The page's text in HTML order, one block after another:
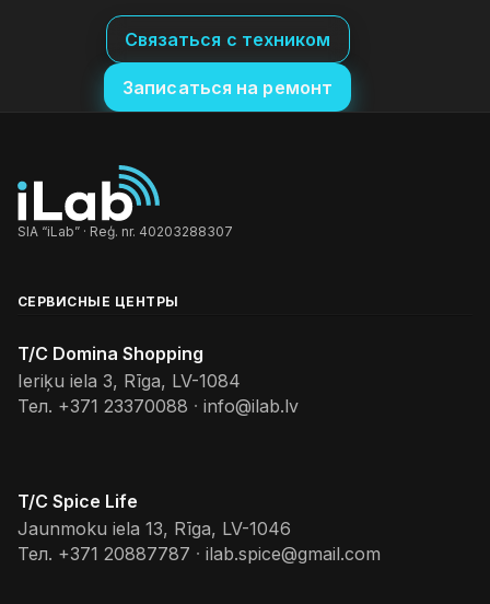
Связаться с техником
Записаться на ремонт
SIA “iLab” · Reģ. nr. 40203288307
СЕРВИСНЫЕ ЦЕНТРЫ
T/C Domina Shopping
Ieriķu iela 3, Rīga, LV-1084
Тел. +371 23370088 · info@ilab.lv
T/C Spice Life
Jaunmoku iela 13, Rīga, LV-1046
Тел. +371 20887787 · ilab.spice@gmail.com